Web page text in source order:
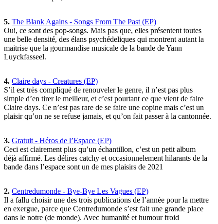
5. The Blank Agains - Songs From The Past (EP)
Oui, ce sont des pop-songs. Mais pas que, elles présentent toutes
une belle densité, des élans psychédeliques qui montrent autant la
maitrise que la gourmandise musicale de la bande de Yann
Luyckfasseel.
4. Claire days - Creatures (EP)
S’il est très compliqué de renouveler le genre, il n’est pas plus
simple d’en tirer le meilleur, et c’est pourtant ce que vient de faire
Claire days. Ce n’est pas rare de se faire une copine mais c’est un
plaisir qu’on ne se refuse jamais, et qu’on fait passer à la cantonnée.
3. Gratuit - Héros de l’Espace (EP)
Ceci est clairement plus qu’un échantillon, c’est un petit album
déjà affirmé. Les délires catchy et occasionnelement hilarants de la
bande dans l’espace sont un de mes plaisirs de 2021
2. Centredumonde - Bye-Bye Les Vagues (EP)
Il a fallu choisir une des trois publications de l’année pour la mettre
en exergue, parce que Centredumonde s’est fait une grande place
dans le notre (de monde). Avec humanité et humour froid